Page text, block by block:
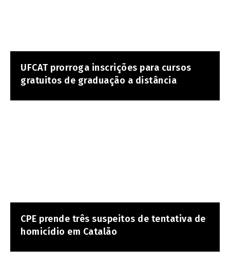
UFCAT prorroga inscrições para cursos
gratuitos de graduação a distância
CPE prende três suspeitos de tentativa de
homicídio em Catalão